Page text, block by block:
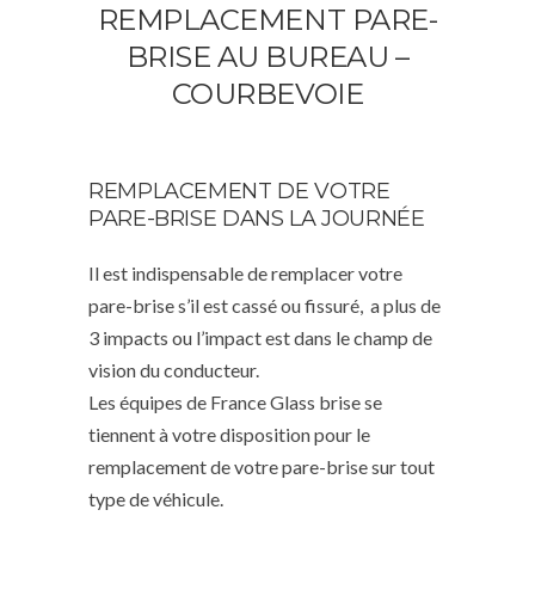
REMPLACEMENT PARE-
BRISE AU BUREAU –
COURBEVOIE
REMPLACEMENT DE VOTRE
PARE-BRISE DANS LA JOURNÉE
Il est indispensable de remplacer votre
pare-brise s’il est cassé ou fissuré, a plus de
3 impacts ou l’impact est dans le champ de
vision du conducteur.
Les équipes de France Glass brise se
tiennent à votre disposition pour le
remplacement de votre pare-brise sur tout
type de véhicule.